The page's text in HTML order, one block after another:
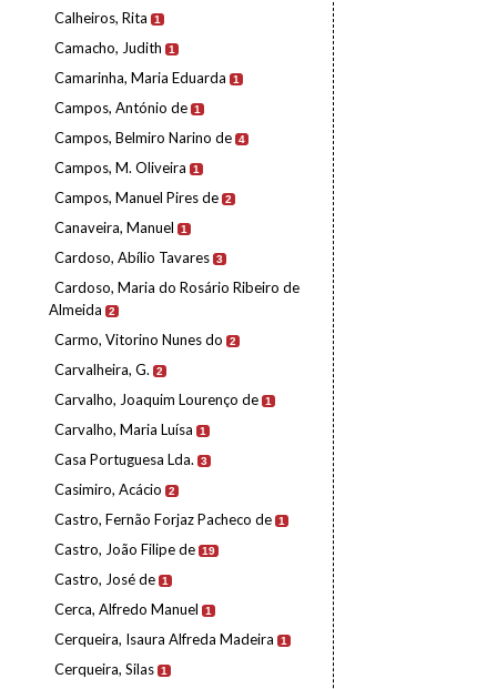
Calheiros, Rita 1
Camacho, Judith 1
Camarinha, Maria Eduarda 1
Campos, António de 1
Campos, Belmiro Narino de 4
Campos, M. Oliveira 1
Campos, Manuel Pires de 2
Canaveira, Manuel 1
Cardoso, Abílio Tavares 3
Cardoso, Maria do Rosário Ribeiro de
Almeida
2
Carmo, Vitorino Nunes do 2
Carvalheira, G. 2
Carvalho, Joaquim Lourenço de 1
Carvalho, Maria Luísa 1
Casa Portuguesa Lda. 3
Casimiro, Acácio 2
Castro, Fernão Forjaz Pacheco de 1
Castro, João Filipe de 19
Castro, José de 1
Cerca, Alfredo Manuel 1
Cerqueira, Isaura Alfreda Madeira 1
Cerqueira, Silas 1